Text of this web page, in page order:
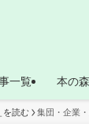
一覧 本の森
を読む 集団・企業